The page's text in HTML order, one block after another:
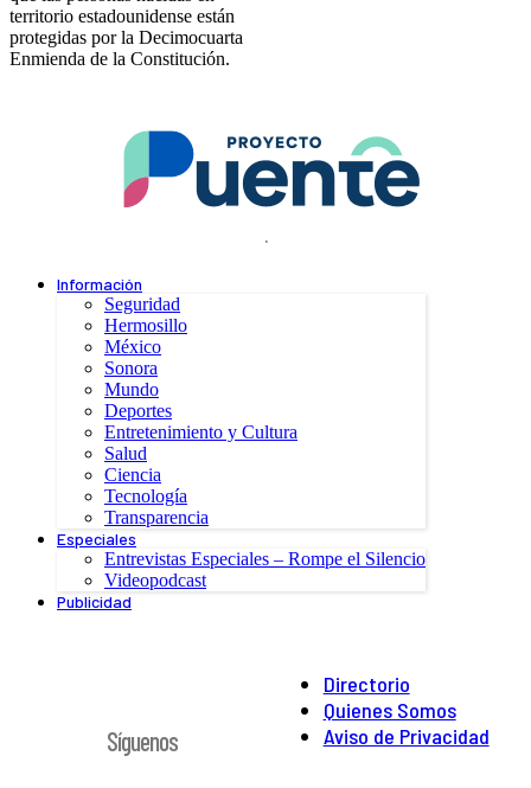
territorio estadounidense están
protegidas por la Decimocuarta
Enmienda de la Constitución.
.
Información
Seguridad
Hermosillo
México
Sonora
Mundo
Deportes
Entretenimiento y Cultura
Salud
Ciencia
Tecnología
Transparencia
Especiales
Entrevistas Especiales – Rompe el Silencio
Videopodcast
Publicidad
Directorio
Quienes Somos
Aviso de Privacidad
Síguenos